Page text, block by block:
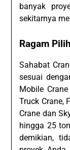
banyak
sekitarnya
Ragam
Sahabat
sesuai
Mobile
Truck Crane,
Crane dan
hingga 25
demikian,